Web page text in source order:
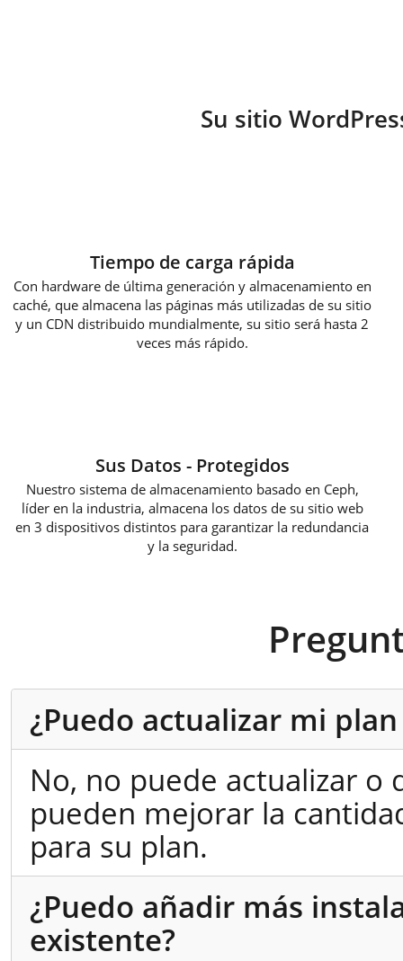
Su sitio
Tiempo de carga rápida
Con hardware de última generación y almacenamiento en
caché, que almacena las páginas más utilizadas de su sitio
y un CDN distribuido mundialmente, su sitio será hasta 2
veces más rápido.
Sus Datos - Protegidos
Nuestro sistema de almacenamiento basado en Ceph,
líder en la industria, almacena los datos de su sitio web
en 3 dispositivos distintos para garantizar la redundancia
y la seguridad.
¿Puedo actualizar mi
No, no puede actualizar o
pueden mejorar la
para su plan.
¿Puedo añadir más
existente?